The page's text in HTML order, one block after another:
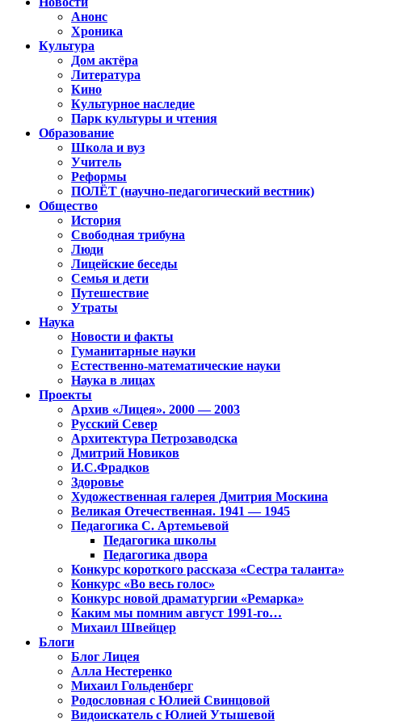
Анонс
Хроника
Культура
Дом актёра
Литература
Кино
Культурное наследие
Парк культуры и чтения
Образование
Школа и вуз
Учитель
Реформы
ПОЛЁТ (научно-педагогический вестник)
Общество
История
Свободная трибуна
Люди
Лицейские беседы
Семья и дети
Путешествие
Утраты
Наука
Новости и факты
Гуманитарные науки
Естественно-математические науки
Наука в лицах
Проекты
Архив «Лицея». 2000 — 2003
Русский Север
Архитектура Петрозаводска
Дмитрий Новиков
И.С.Фрадков
Здоровье
Художественная галерея Дмитрия Москина
Великая Отечественная. 1941 — 1945
Педагогика С. Артемьевой
Педагогика школы
Педагогика двора
Конкурс короткого рассказа «Сестра таланта»
Конкурс «Во весь голос»
Конкурс новой драматургии «Ремарка»
Каким мы помним август 1991-го…
Михаил Швейцер
Блоги
Блог Лицея
Алла Нестеренко
Михаил Гольденберг
Родословная с Юлией Свинцовой
Видоискатель с Юлией Утышевой